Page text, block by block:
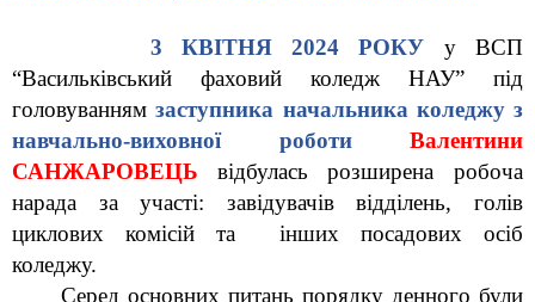
3 КВІТНЯ 2024 РОКУ у ВСП
“Васильківський фаховий коледж НАУ” під
головуванням заступника начальника коледжу з
навчально-виховної роботи
Валентини
САНЖАРОВЕЦЬ
відбулась розширена робоча
нарада за участі: завідувачів відділень, голів
циклових комісій та  інших посадових осіб
коледжу.
Серед основних питань порядку денного були